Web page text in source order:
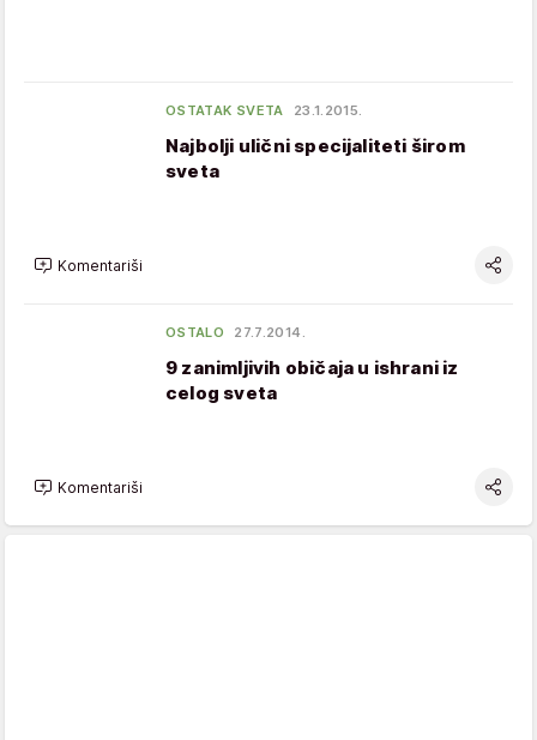
OSTATAK SVETA 23.1.2015.
Najbolji ulični specijaliteti širom
sveta
Komentariši
OSTALO 27.7.2014.
9 zanimljivih običaja u ishrani iz
celog sveta
Komentariši